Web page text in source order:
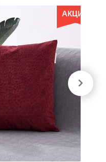
АКЦИЯ